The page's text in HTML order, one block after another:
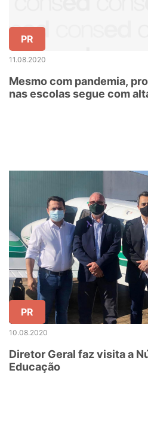
PR
11.08.2020
Mesmo com pandemia,
nas escolas segue com
PR
10.08.2020
Diretor Geral faz visita a
Educação